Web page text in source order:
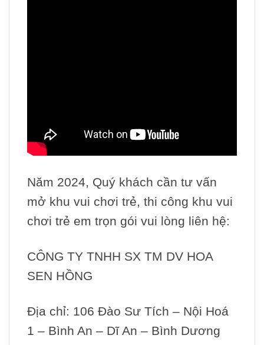
Năm 2024, Quý khách cần tư vấn
mở khu vui chơi trẻ, thi công khu vui
chơi trẻ em trọn gói vui lòng liên hệ:
CÔNG TY TNHH SX TM DV HOA
SEN HỒNG
Địa chỉ: 106 Đào Sư Tích – Nội Hoá
1 – Bình An – Dĩ An – Bình Dương